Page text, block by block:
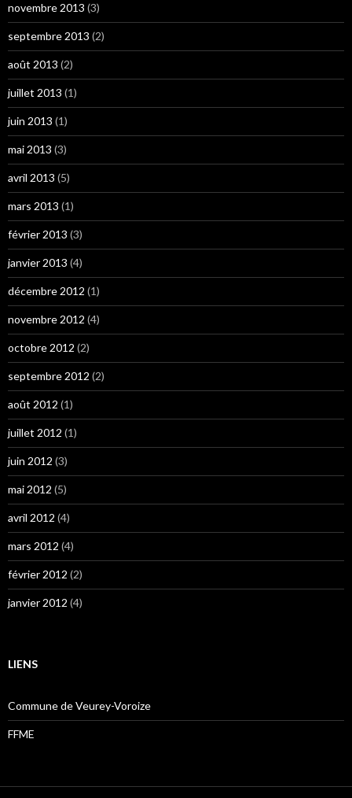
novembre 2013 (3)
septembre 2013 (2)
août 2013 (2)
juillet 2013 (1)
juin 2013 (1)
mai 2013 (3)
avril 2013 (5)
mars 2013 (1)
février 2013 (3)
janvier 2013 (4)
décembre 2012 (1)
novembre 2012 (4)
octobre 2012 (2)
septembre 2012 (2)
août 2012 (1)
juillet 2012 (1)
juin 2012 (3)
mai 2012 (5)
avril 2012 (4)
mars 2012 (4)
février 2012 (2)
janvier 2012 (4)
LIENS
Commune de Veurey-Voroize
FFME